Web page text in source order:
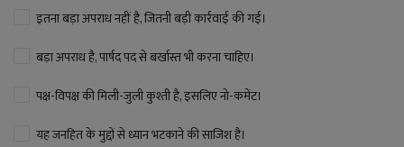
इतना बड़ा अपराध नहीं है, जितनी बड़ी कार्रवाई की गई।
बड़ा अपराध है, पार्षद पद से बर्खास्त भी करना चाहिए।
पक्ष-विपक्ष की मिली-जुली कुश्ती है, इसलिए नो-कमेंट।
यह जनहित के मुद्दों से ध्यान भटकाने की साजिश है।